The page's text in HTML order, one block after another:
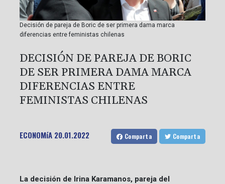
Decisión de pareja de Boric de ser primera dama marca
diferencias entre feministas chilenas
DECISIÓN DE PAREJA DE BORIC
DE SER PRIMERA DAMA MARCA
DIFERENCIAS ENTRE
FEMINISTAS CHILENAS
ECONOMíA 20.01.2022 Comparta Comparta
La decisión de Irina Karamanos, pareja del